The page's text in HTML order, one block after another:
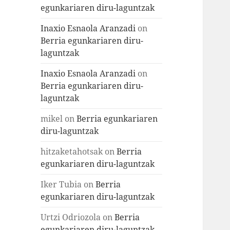
egunkariaren diru-laguntzak
Inaxio Esnaola Aranzadi on
Berria egunkariaren diru-
laguntzak
Inaxio Esnaola Aranzadi on
Berria egunkariaren diru-
laguntzak
mikel onBerria egunkariaren
diru-laguntzak
hitzaketahotsakonBerria
egunkariaren diru-laguntzak
Iker Tubia onBerria
egunkariaren diru-laguntzak
Urtzi Odriozola onBerria